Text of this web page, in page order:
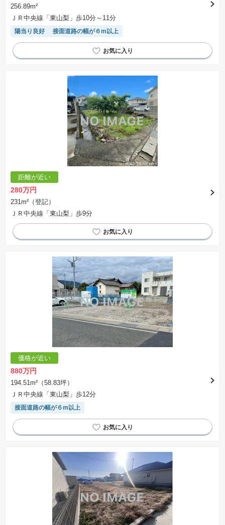
※取引にかかる費用：物件の契約手続き、決済、引き渡し時にかかる費用を表示しています。
いたします。
場合があります。
256.89m²
ＪＲ中央線「東山梨」歩10分～11分
陽当り良好 接面道路の幅が６m以上
距離が近い
280万円
231m²（登記）
ＪＲ中央線「東山梨」歩9分
価格が近い
880万円
194.51m²（58.83坪）
ＪＲ中央線「東山梨」歩12分
接面道路の幅が６m以上